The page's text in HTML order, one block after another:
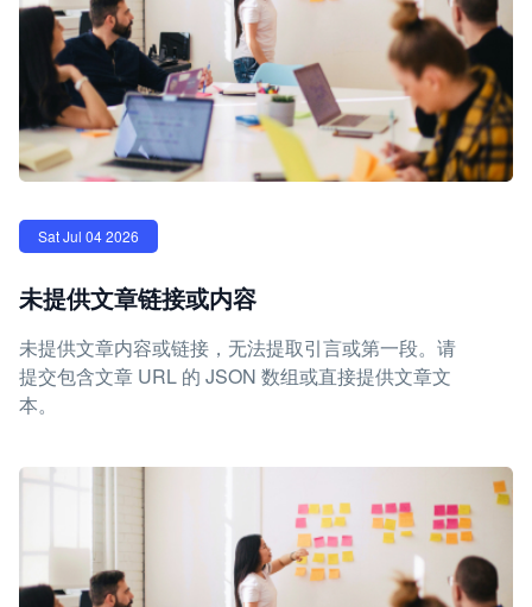
Sat Jul 04 2026
未提供文章链接或内容
未提供文章内容或链接，无法提取引言或第一段。请
提交包含文章 URL 的 JSON 数组或直接提供文章文
本。